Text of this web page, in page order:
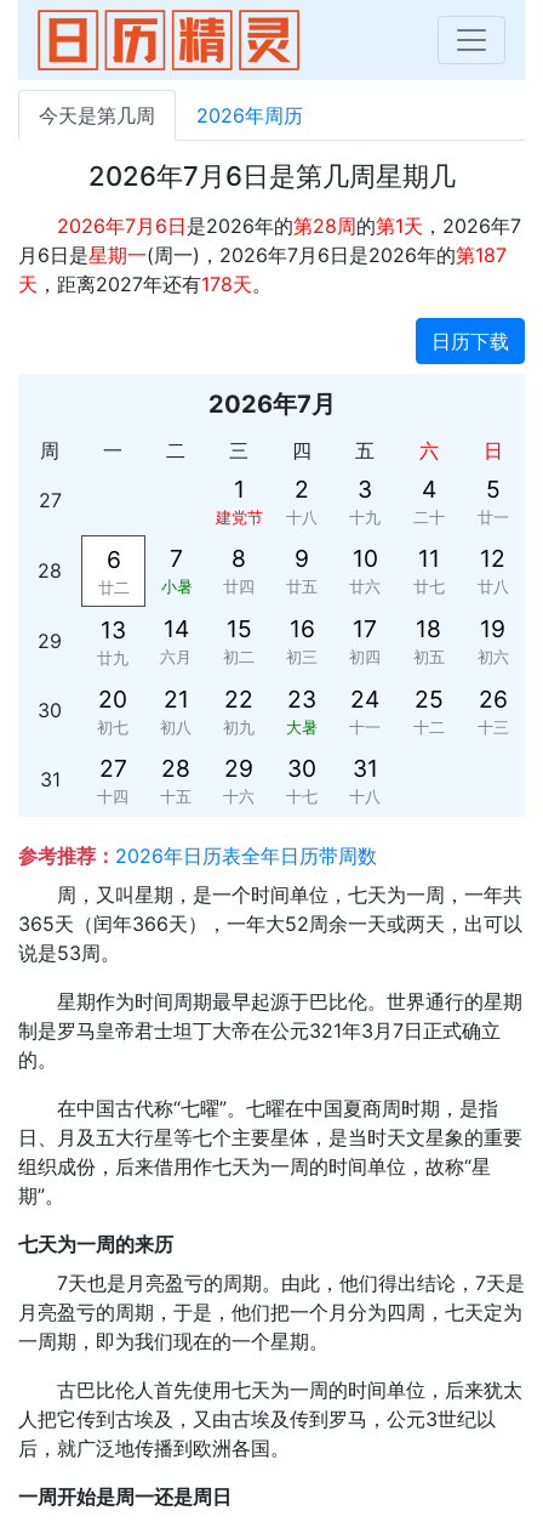
今天是第几周 2026年周历
2026年7月6日是第几周星期几
2026年7月6日是2026年的第28周的第1天 ，2026年7
月6日是星期一(周一)，2026年7月6日是2026年的第187
天 ，距离2027年还有178天。
日历下载
2026年7月
周 一 二 三 四 五 六 日
27 1
建党节
2
十八
3
十九
4
二十
5
廿一
28 6
廿二
7
小暑
8
廿四
9
廿五
10
廿六
11
廿七
12
廿八
29 13
廿九
14
六月
15
初二
16
初三
17
初四
18
初五
19
初六
30 20
初七
21
初八
22
初九
23
大暑
24
十一
25
十二
26
十三
31 27
十四
28
十五
29
十六
30
十七
31
十八
参考推荐： 2026年日历表全年日历带周数
周，又叫星期，是一个时间单位，七天为一周，一年共
365天（闰年366天），一年大52周余一天或两天，出可以
说是53周。
星期作为时间周期最早起源于巴比伦。世界通行的星期
制是罗马皇帝君士坦丁大帝在公元321年3月7日正式确立
的。
在中国古代称“七曜”。七曜在中国夏商周时期，是指
日、月及五大行星等七个主要星体，是当时天文星象的重要
组织成份，后来借用作七天为一周的时间单位，故称“星
期”。
七天为一周的来历
7天也是月亮盈亏的周期。由此，他们得出结论，7天是
月亮盈亏的周期，于是，他们把一个月分为四周，七天定为
一周期，即为我们现在的一个星期。
古巴比伦人首先使用七天为一周的时间单位，后来犹太
人把它传到古埃及，又由古埃及传到罗马，公元3世纪以
后，就广泛地传播到欧洲各国。
一周开始是周一还是周日